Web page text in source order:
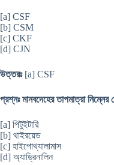
[a] CSF
[b] CSM
[c] CKF
[d] CJN
উত্তরঃ [a] CSF
প্রশ্নঃ মানবদেহের তাপমাত্রা নিম্নের
[a] পিটুইটারি
[b] থাইরয়েড
[c] হাইপোথ্যালামাস
[d] অ্যাড্রিনালিন